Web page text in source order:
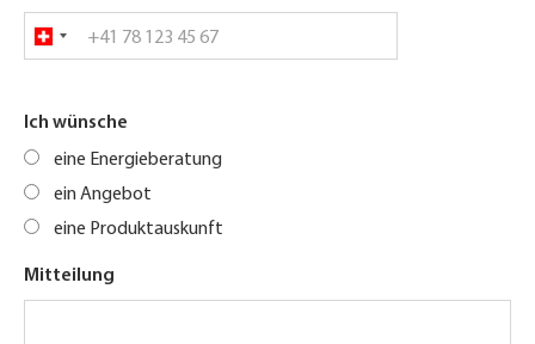
Ich wünsche
eine Energieberatung
ein Angebot
eine Produktauskunft
Mitteilung